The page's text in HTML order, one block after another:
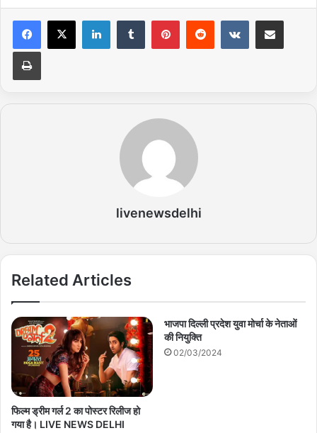
livenewsdelhi
Related Articles
फिल्म ड्रीम गर्ल 2 का पोस्टर रिलीज हो
गया है। LIVE NEWS DELHI
भाजपा दिल्ली प्रदेश युवा मोर्चा के नेताओं
की नियुक्ति
02/03/2024